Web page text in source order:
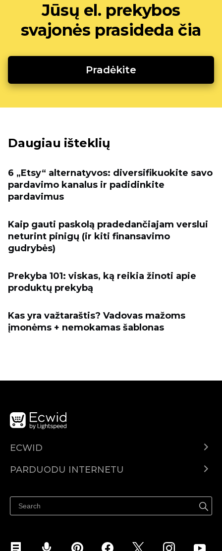
Jūsų el. prekybos
svajonės prasideda čia
Pradėkite
Daugiau išteklių
6 „Etsy“ alternatyvos: diversifikuokite savo
pardavimo kanalus ir padidinkite
pardavimus
Kaip gauti paskolą pradedančiajam verslui
neturint pinigų (ir kiti finansavimo
gudrybės)
Prekyba 101: viskas, ką reikia žinoti apie
produktų prekybą
Kas yra važtaraštis? Vadovas mažoms
įmonėms + nemokamas šablonas
ECWID
Kainodara
PARDUODU INTERNETU
Parduodu Facebook
Parduodu Instagram